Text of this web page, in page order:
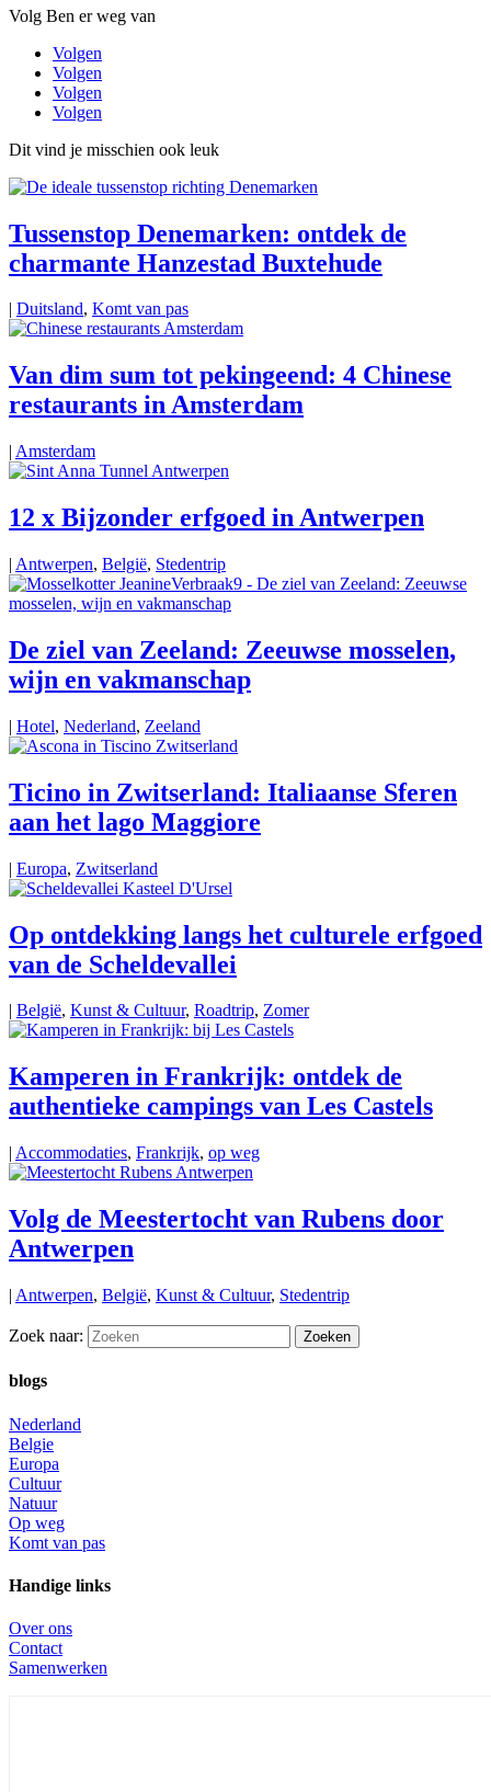
Volg Ben er weg van
Volgen
Volgen
Volgen
Volgen
Dit vind je misschien ook leuk
Tussenstop Denemarken: ontdek de
charmante Hanzestad Buxtehude
| Duitsland, Komt van pas
Van dim sum tot pekingeend: 4 Chinese
restaurants in Amsterdam
| Amsterdam
12 x Bijzonder erfgoed in Antwerpen
| Antwerpen, België, Stedentrip
De ziel van Zeeland: Zeeuwse mosselen,
wijn en vakmanschap
| Hotel, Nederland, Zeeland
Ticino in Zwitserland: Italiaanse Sferen
aan het lago Maggiore
| Europa, Zwitserland
Op ontdekking langs het culturele erfgoed
van de Scheldevallei
België, Kunst & Cultuur, Roadtrip, Zomer
Kamperen in Frankrijk: ontdek de
authentieke campings van Les Castels
| Accommodaties, Frankrijk, op weg
Volg de Meestertocht van Rubens door
Antwerpen
| Antwerpen, België, Kunst & Cultuur, Stedentrip
Zoek naar:
blogs
Nederland
Belgie
Europa
Cultuur
Natuur
Op weg
Komt van pas
Handige links
Over ons
Contact
Samenwerken